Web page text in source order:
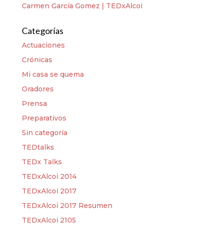
Carmen García Gomez | TEDxAlcoi
Categorías
Actuaciones
Crónicas
Mi casa se quema
Oradores
Prensa
Preparativos
Sin categoría
TEDtalks
TEDx Talks
TEDxAlcoi 2014
TEDxAlcoi 2017
TEDxAlcoi 2017 Resumen
TEDxAlcoi 2105